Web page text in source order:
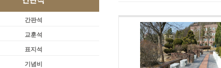
간판석
교훈석
표지석
기념비